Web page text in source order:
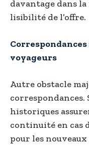
davantage dans
lisibilité de l’offre.
voyageurs
Autre obstacle
historiques
continuité en cas
pour les